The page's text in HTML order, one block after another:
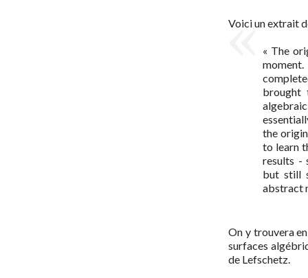
Voici un extrait
« The
brought
the
to learn
results -
but still
abstract
On y trouvera
surfaces
de Lefschetz.